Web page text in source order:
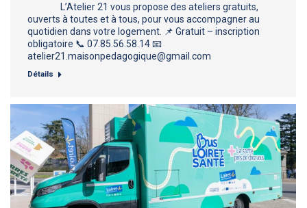
L’Atelier 21 vous propose des ateliers gratuits,
ouverts à toutes et à tous, pour vous accompagner au
quotidien dans votre logement. 📌 Gratuit – inscription
obligatoire 📞 07.85.56.58.14 📧
atelier21.maisonpedagogique@gmail.com
Détails